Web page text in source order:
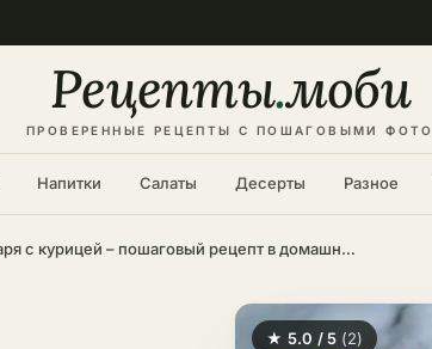
Рецепты.моби
ПРОВЕРЕННЫЕ РЕЦЕПТЫ С ПОШАГОВЫМИ ФОТО
Напитки Салаты Десерты Разное
Салат Гнездо глухаря с курицей – пошаговый рецепт в домашних условиях
★ 5.0 / 5 (2)